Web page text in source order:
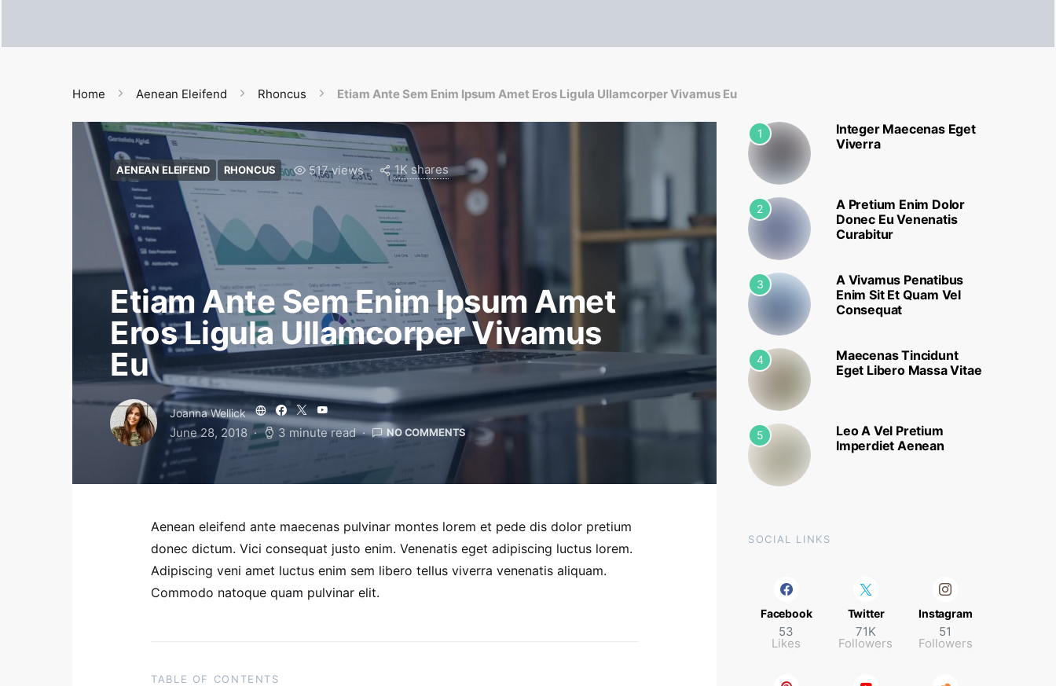
Home Aenean Eleifend Rhoncus Etiam Ante Sem Enim Ipsum Amet Eros Ligula Ullamcorper Vivamus Eu
AENEAN ELEIFEND RHONCUS 517 views 1K shares
Etiam Ante Sem Enim Ipsum Amet
Eros Ligula Ullamcorper Vivamus
Eu
Joanna Wellick
June 28, 2018 3 minute read NO COMMENTS
Aenean eleifend ante maecenas pulvinar montes lorem et pede dis dolor pretium
donec dictum. Vici consequat justo enim. Venenatis eget adipiscing luctus lorem.
Adipiscing veni amet luctus enim sem libero tellus viverra venenatis aliquam.
Commodo natoque quam pulvinar elit.
TABLE OF CONTENTS
1
Integer Maecenas Eget
Viverra
2
A Pretium Enim Dolor
Donec Eu Venenatis
Curabitur
3
A Vivamus Penatibus
Enim Sit Et Quam Vel
Consequat
4
Maecenas Tincidunt
Eget Libero Massa Vitae
5
Leo A Vel Pretium
Imperdiet Aenean
SOCIAL LINKS
Facebook
53
Likes
Twitter
71K
Followers
Instagram
51
Followers